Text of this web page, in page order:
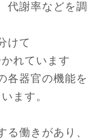
代謝率などを調
けて
れています
各器官の機能を
ます。
る働きがあり、